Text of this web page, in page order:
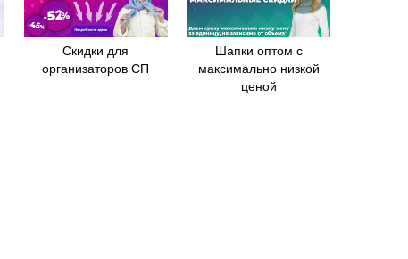
Скидки для
организаторов СП
Шапки оптом с
максимально низкой
ценой